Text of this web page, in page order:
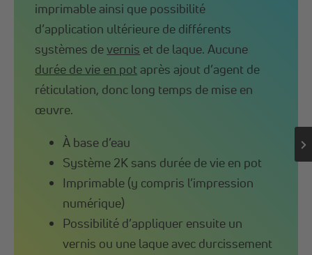
imprimable ainsi que possibilité
d’application ultérieure de différents
systèmes devernis et de laque. Aucune
durée de vie en pot après ajout d’agent de
réticulation, donc long temps de mise en
œuvre.
À base d’eau
Système 2K sans durée de vie en pot
Imprimable (y compris l’impression
numérique)
Possibilité d’appliquer ensuite un
vernis ou une laque avec durcissement